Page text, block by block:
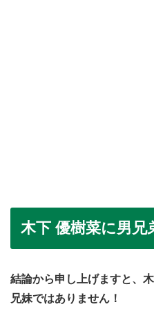
木下 優樹菜に男兄
結論から申し上げますと、
兄妹ではありません！